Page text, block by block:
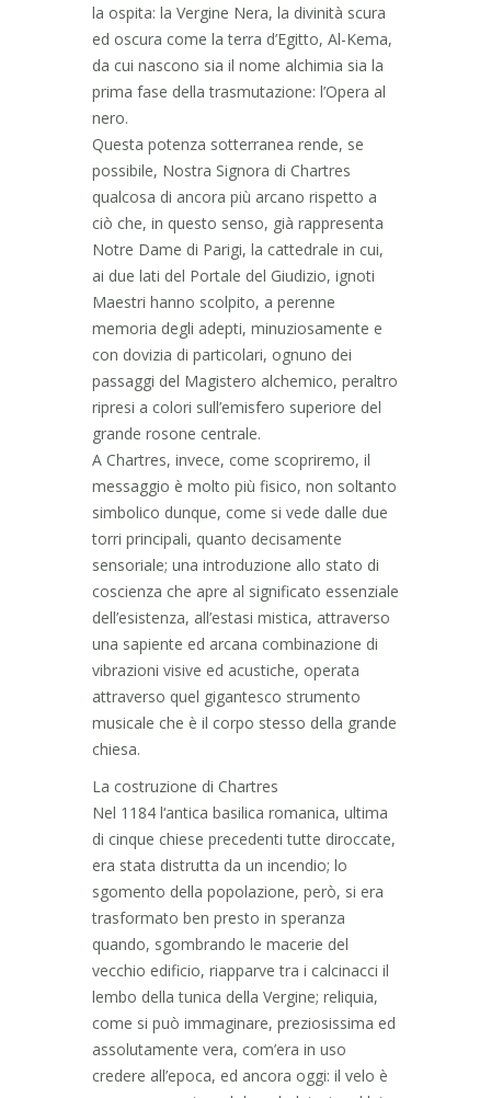
la ospita: la Vergine Nera, la divinità scura
ed oscura come la terra d’Egitto, Al-Kema,
da cui nascono sia il nome alchimia sia la
prima fase della trasmutazione: l’Opera al
nero.
Questa potenza sotterranea rende, se
possibile, Nostra Signora di Chartres
qualcosa di ancora più arcano rispetto a
ciò che, in questo senso, già rappresenta
Notre Dame di Parigi, la cattedrale in cui,
ai due lati del Portale del Giudizio, ignoti
Maestri hanno scolpito, a perenne
memoria degli adepti, minuziosamente e
con dovizia di particolari, ognuno dei
passaggi del Magistero alchemico, peraltro
ripresi a colori sull’emisfero superiore del
grande rosone centrale.
A Chartres, invece, come scopriremo, il
messaggio è molto più fisico, non soltanto
simbolico dunque, come si vede dalle due
torri principali, quanto decisamente
sensoriale; una introduzione allo stato di
coscienza che apre al significato essenziale
dell’esistenza, all’estasi mistica, attraverso
una sapiente ed arcana combinazione di
vibrazioni visive ed acustiche, operata
attraverso quel gigantesco strumento
musicale che è il corpo stesso della grande
chiesa.
La costruzione di Chartres
Nel 1184 l‘antica basilica romanica, ultima
di cinque chiese precedenti tutte diroccate,
era stata distrutta da un incendio; lo
sgomento della popolazione, però, si era
trasformato ben presto in speranza
quando, sgombrando le macerie del
vecchio edificio, riapparve tra i calcinacci il
lembo della tunica della Vergine; reliquia,
come si può immaginare, preziosissima ed
assolutamente vera, com’era in uso
credere all’epoca, ed ancora oggi: il velo è